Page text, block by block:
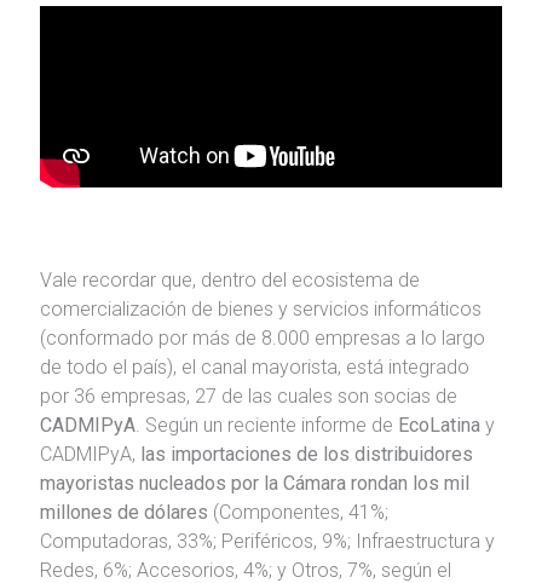
Vale recordar que, dentro del ecosistema de
comercialización de bienes y servicios informáticos
(conformado por más de 8.000 empresas a lo largo
de todo el país), el canal mayorista, está integrado
por 36 empresas, 27 de las cuales son socias de
CADMIPyA. Según un reciente informe de EcoLatinay
CADMIPyA, las importaciones de los distribuidores
mayoristas nucleados por la Cámara rondan los mil
millones de dólares (Componentes, 41%;
Computadoras, 33%; Periféricos, 9%; Infraestructura y
Redes, 6%; Accesorios, 4%; y Otros, 7%, según el